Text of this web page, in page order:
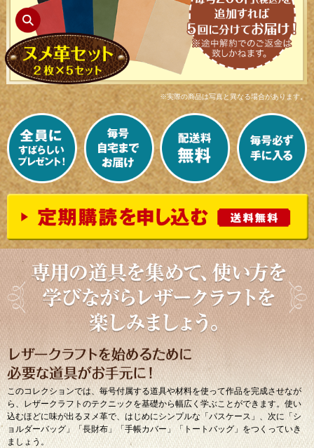
※実際の商品は写真と異なる場合があります。
このコレクションでは、毎号付属する道具や材料を使って作品を完成させなが
ら、レザークラフトのテクニックを基礎から幅広く学ぶことができます。使い
込むほどに味が出るヌメ革で、はじめにシンプルな「パスケース」、次に「シ
ョルダーバッグ」「長財布」「手帳カバー」「トートバッグ」をつくっていき
ましょう。